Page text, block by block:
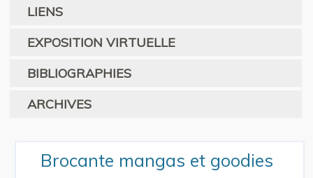
LIENS
EXPOSITION VIRTUELLE
BIBLIOGRAPHIES
ARCHIVES
Brocante mangas et goodies